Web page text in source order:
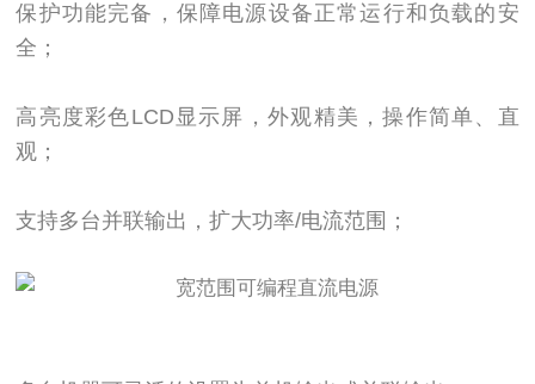
保护功能完备，保障电源设备正常运行和负载的安
全；
高亮度彩色LCD显示屏，外观精美，操作简单、直
观；
支持多台并联输出，扩大功率/电流范围；